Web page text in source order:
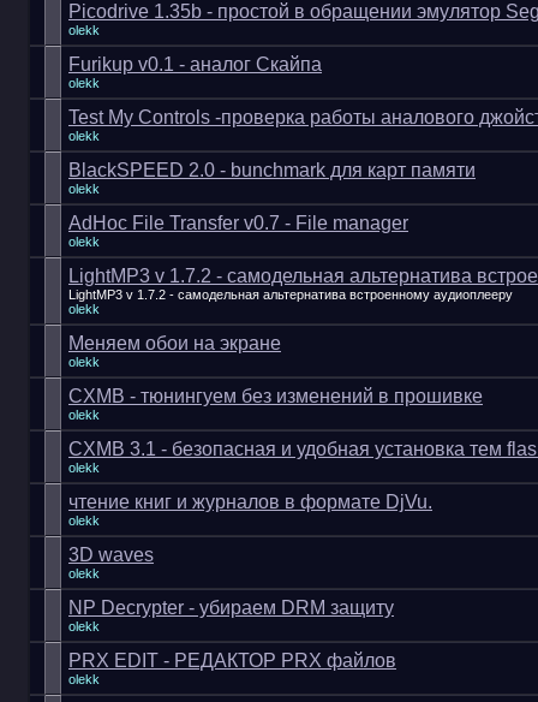
Picodrive 1.35b - простой в обращении эмулятор
olekk
Furikup v0.1 - аналог Скайпа
olekk
Test My Controls -проверка работы аналового
olekk
BlackSPEED 2.0 - bunchmark для карт памяти
olekk
AdHoc File Transfer v0.7 - File manager
olekk
LightMP3 v 1.7.2 - самодельная альтернатива
LightMP3 v 1.7.2 - самодельная альтернатива встроенному аудиоплееру
olekk
Меняем обои на экране
olekk
CXMB - тюнингуем без изменений в прошивке
olekk
CXMB 3.1 - безопасная и удобная установка тем
olekk
чтение книг и журналов в формате DjVu.
olekk
3D waves
olekk
NP Decrypter - убираем DRM защиту
olekk
PRX EDIT - РЕДАКТОР PRX файлов
olekk